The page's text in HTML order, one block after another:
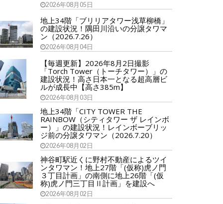
2026年08月05日
地上34階「ブリリアタワー浅草柳橋」
の建設状況！隅田川沿いの分譲タワマ
ン（2026.7.26）
2026年08月04日
【毎週更新】2026年8月2日撮影
「Torch Tower（トーチタワー）」の
建設状況！高さ日本一となる超高層ビ
ルが成長中【高さ385m】
2026年08月03日
地上34階「CITY TOWER THE
RAINBOW（シティタワー ザ レインボ
ー）」の建設状況！レインボーブリッ
ジ前の分譲タワマン（2026.7.20）
2026年08月02日
神谷町駅近くに野村不動産によるツイ
ンタワマン！地上27階「(仮称)虎ノ門
３丁目計画」の南側に地上26階「(仮
称)虎ノ門三丁目Ⅱ計画」を建設へ
2026年08月02日